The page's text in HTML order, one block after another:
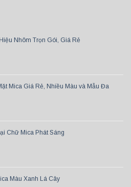
Nhôm Trọn Gói, Giá Rẻ
Mica Giá Rẻ, Nhiều Màu và Mẫu Đa
Chữ Mica Phát Sáng
Màu Xanh Lá Cây